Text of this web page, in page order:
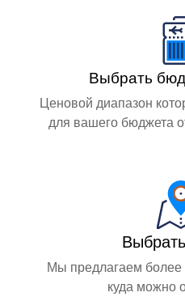
Выбрать
Ценовой диапазон
для вашего бюджета
Мы предлагаем более
куда можно